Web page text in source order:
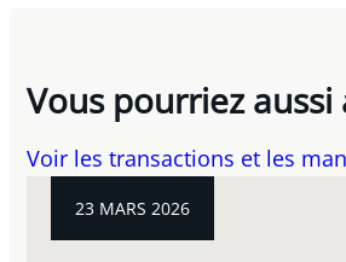
Vous pourriez
Voir les transactions et les
23 MARS 2026